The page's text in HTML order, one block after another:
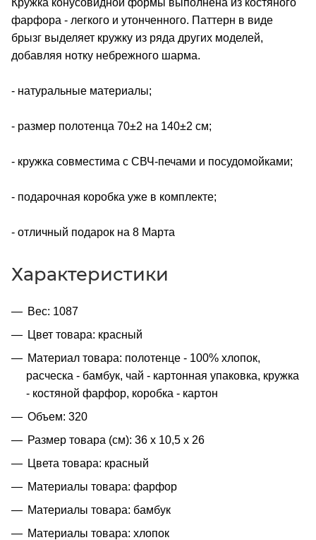
Кружка конусовидной формы выполнена из костяного
фарфора - легкого и утонченного. Паттерн в виде
брызг выделяет кружку из ряда других моделей,
добавляя нотку небрежного шарма.
- натуральные материалы;
- размер полотенца 70±2 на 140±2 см;
- кружка совместима с СВЧ-печами и посудомойками;
- подарочная коробка уже в комплекте;
- отличный подарок на 8 Марта
Характеристики
Вес: 1087
Цвет товара: красный
Материал товара: полотенце - 100% хлопок,
расческа - бамбук, чай - картонная упаковка, кружка
- костяной фарфор, коробка - картон
Объем: 320
Размер товара (см): 36 х 10,5 х 26
Цвета товара: красный
Материалы товара: фарфор
Материалы товара: бамбук
Материалы товара: хлопок